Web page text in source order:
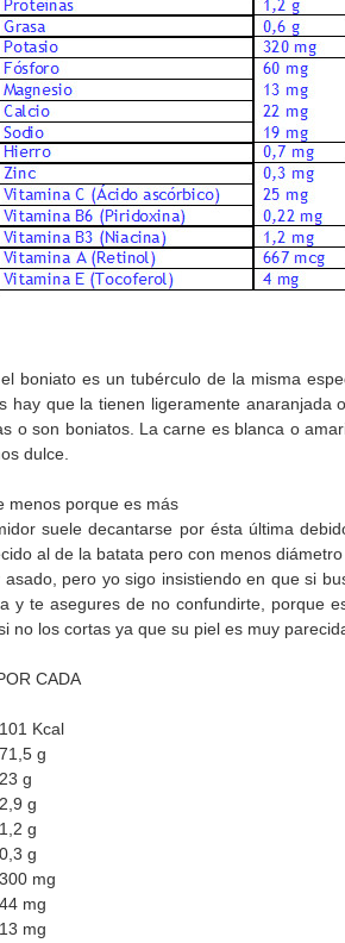
boniato es un tubérculo de la misma
hay que la tienen ligeramente anaranjada
o son boniatos. La carne es blanca o
dulce.
menos porque es más
suele decantarse por ésta última
al de la batata pero con menos
pero yo sigo insistiendo en que si
y te asegures de no confundirte, porque
no los cortas ya que su piel es muy
CADA
101 Kcal
71,5 g
23 g
2,9 g
1,2 g
0,3 g
300 mg
44 mg
13 mg